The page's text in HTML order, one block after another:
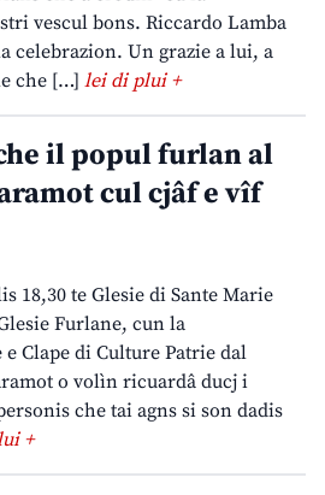
vescul bons. Riccardo Lamba
celebrazion. Un grazie a lui, a
che […] lei di plui +
il popul furlan al
cul cjâf e vîf
18,30 te Glesie di Sante Marie
Furlane, cun la
Clape di Culture Patrie dal
o volìn ricuardâ ducj i
che tai agns si son dadis
+